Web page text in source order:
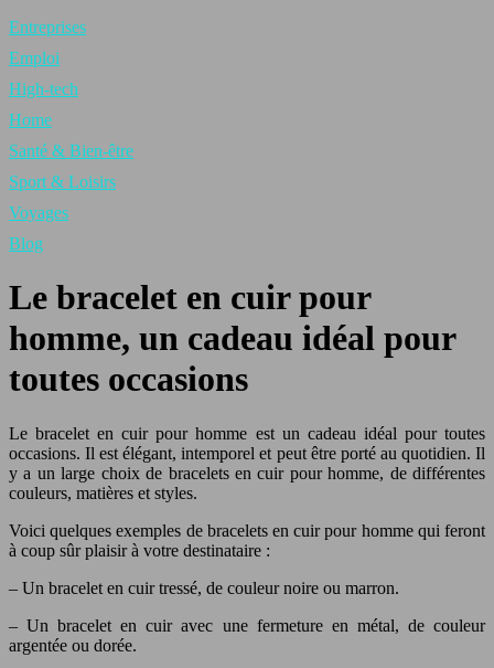
Entreprises
Emploi
High-tech
Home
Santé & Bien-être
Sport & Loisirs
Voyages
Blog
Le bracelet en cuir pour
homme, un cadeau idéal pour
toutes occasions
Le bracelet en cuir pour homme est un cadeau idéal pour toutes
occasions. Il est élégant, intemporel et peut être porté au quotidien. Il
y a un large choix de bracelets en cuir pour homme, de différentes
couleurs, matières et styles.
Voici quelques exemples de bracelets en cuir pour homme qui feront
à coup sûr plaisir à votre destinataire :
– Un bracelet en cuir tressé, de couleur noire ou marron.
– Un bracelet en cuir avec une fermeture en métal, de couleur
argentée ou dorée.